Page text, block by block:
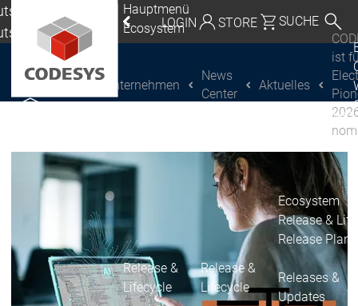
|
| Deutsch
Global | English
Italia | Italiano
China | 中文
LOGIN STORE SUCHE
Hauptmenü
Ecosystem
CODESYS entdecken
Release &
Lifecycle
Release &
Lifecycle
Ecosystem
Release &
Release Plan
Releases &
Updates
CODESYS Group
Unternehmen
News
Center
Aktuelles
ist